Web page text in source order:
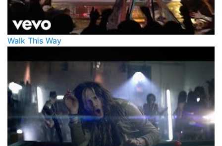
Walk This Way